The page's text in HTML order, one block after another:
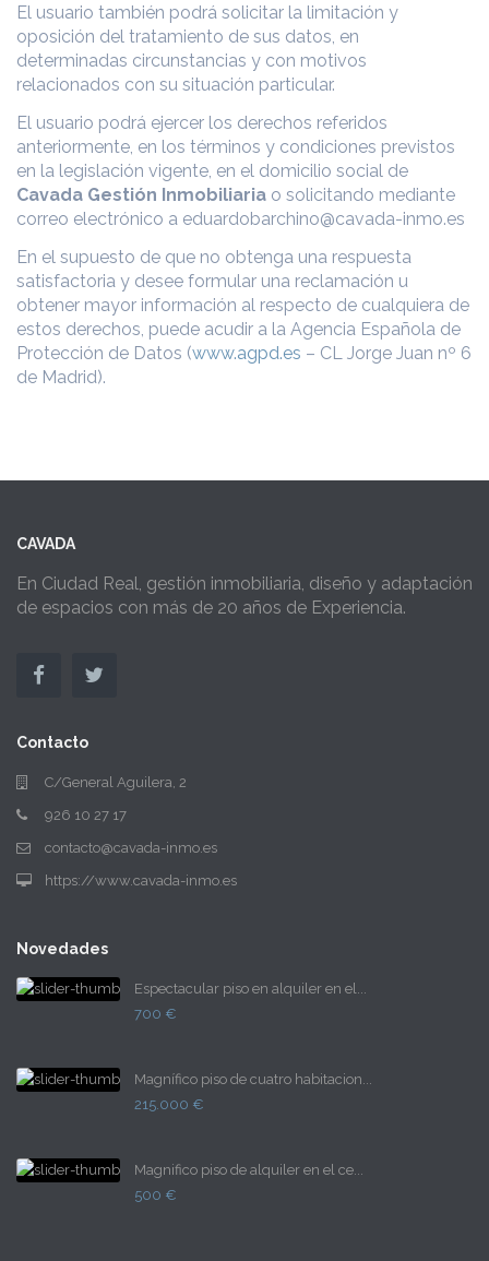
El usuario también podrá solicitar la limitación y
oposición del tratamiento de sus datos, en
determinadas circunstancias y con motivos
relacionados con su situación particular.
El usuario podrá ejercer los derechos referidos
anteriormente, en los términos y condiciones previstos
en la legislación vigente, en el domicilio social de
Cavada Gestión Inmobiliaria o solicitando mediante
correo electrónico a eduardobarchino@cavada-inmo.es
En el supuesto de que no obtenga una respuesta
satisfactoria y desee formular una reclamación u
obtener mayor información al respecto de cualquiera de
estos derechos, puede acudir a la Agencia Española de
Protección de Datos (www.agpd.es – CL Jorge Juan nº 6
de Madrid).
CAVADA
En Ciudad Real, gestión inmobiliaria, diseño y adaptación
de espacios con más de 20 años de Experiencia.
Contacto
C/General Aguilera, 2
926 10 27 17
contacto@cavada-inmo.es
https://www.cavada-inmo.es
Novedades
Espectacular piso en alquiler en el...
700 €
Magnífico piso de cuatro habitacion...
215.000 €
Magnifico piso de alquiler en el ce...
500 €